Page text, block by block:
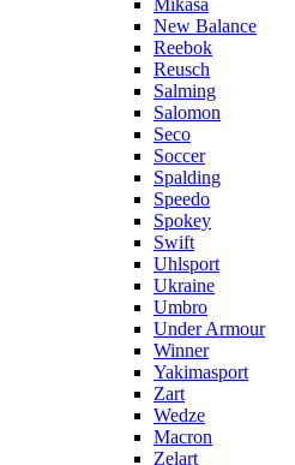
Mikasa
New Balance
Reebok
Reusch
Salming
Salomon
Seco
Soccer
Spalding
Speedo
Spokey
Swift
Uhlsport
Ukraine
Umbro
Under Armour
Winner
Yakimasport
Zart
Wedze
Macron
Zelart